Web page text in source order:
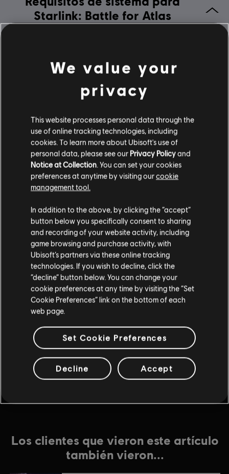
ver más
Idioma:
Plataformas:PC (descargar), Steam
Añadido automáticamente a la biblioteca de Ubisoft
Connect para PC
Necesitas una cuenta Ubisoft e instalar la
aplicación Ubisoft Connect para jugar este contenido.
Un jugador:Si
© 2019 Ubisoft Entertainment. All Rights Reserved. The Starlink Battle for Atlas logo,
Snowdrop, Ubisoft and the Ubisoft logo are registered or unregistered trademarks of
Ubisoft Entertainment in the US and/or other countries.
Starlink: Battle for Atlas
Windows 10 (64 bit only)
6350 3.9 GHz
Gráficos
NVIDIA GeForce GTX 660 or AMD
Radeon HD 7850
Memoria RAM 8GB
Almacenamiento 23GB
Contenido adicional
Starlink: Battle for Atlas
Collection 1
$24.99
DLC
Collection 2
$49.99
Los clientes que vieron este artículo
también vieron...
We value your
privacy
This website processes personal data through the
use of online tracking technologies, including
cookies. To learn more about Ubisoft's use of
personal data, please see our Privacy Policyand
Notice at Collection . You can set your cookies
preferences at anytime by visiting ourcookie
management tool.
In addition to the above, by clicking the “accept”
button below you specifically consent to sharing
and recording of your website activity, including
game browsing and purchase activity, with
Ubisoft’s partners via these online tracking
technologies. If you wish to decline, click the
“decline” button below. You can change your
cookie preferences at any time by visiting the “Set
Cookie Preferences” link on the bottom of each
web page.
Set Cookie Preferences
Decline Accept